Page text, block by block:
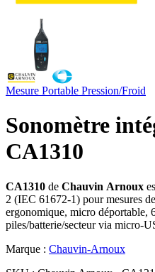
Mesure Portable Pression/Froid
Sonomètre
CA1310
CA1310 de Chauvin Arnoux
2 (IEC 61672-1) pour mesures
ergonomique, micro déportable,
piles/batterie/secteur via
Marque : Chauvin-Arnoux